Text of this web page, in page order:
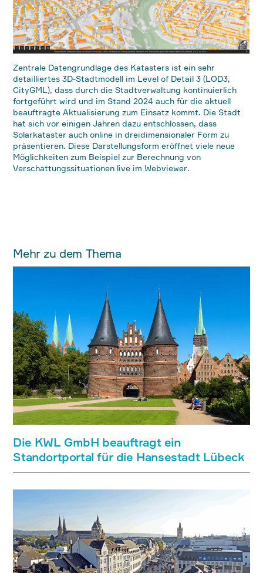
Zentrale Datengrundlage des Katasters ist ein sehr
detailliertes 3D-Stadtmodell im Level of Detail 3 (LOD3,
CityGML), dass durch die Stadtverwaltung kontinuierlich
fortgeführt wird und im Stand 2024 auch für die aktuell
beauftragte Aktualisierung zum Einsatz kommt. Die Stadt
hat sich vor einigen Jahren dazu entschlossen, dass
Solarkataster auch online in dreidimensionaler Form zu
präsentieren. Diese Darstellungsform eröffnet viele neue
Möglichkeiten zum Beispiel zur Berechnung von
Verschattungssituationen live im Webviewer.
Mehr zu dem Thema
Die KWL GmbH beauftragt ein
Standortportal für die Hansestadt Lübeck